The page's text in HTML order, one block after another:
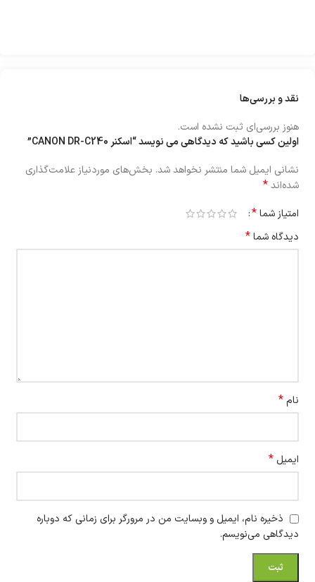
نقد و بررسی‌ها
هنوز بررسی‌ای ثبت نشده است.
اولین کسی باشید که دیدگاهی می نویسد “اسکنر CANON DR-C240”
نشانی ایمیل شما منتشر نخواهد شد. بخش‌های موردنیاز علامت‌گذاری
شده‌اند*
امتیاز شما*
دیدگاه شما*
نام*
ایمیل *
ذخیره نام، ایمیل و وبسایت من در مرورگر برای زمانی که دوباره
دیدگاهی می‌نویسم.